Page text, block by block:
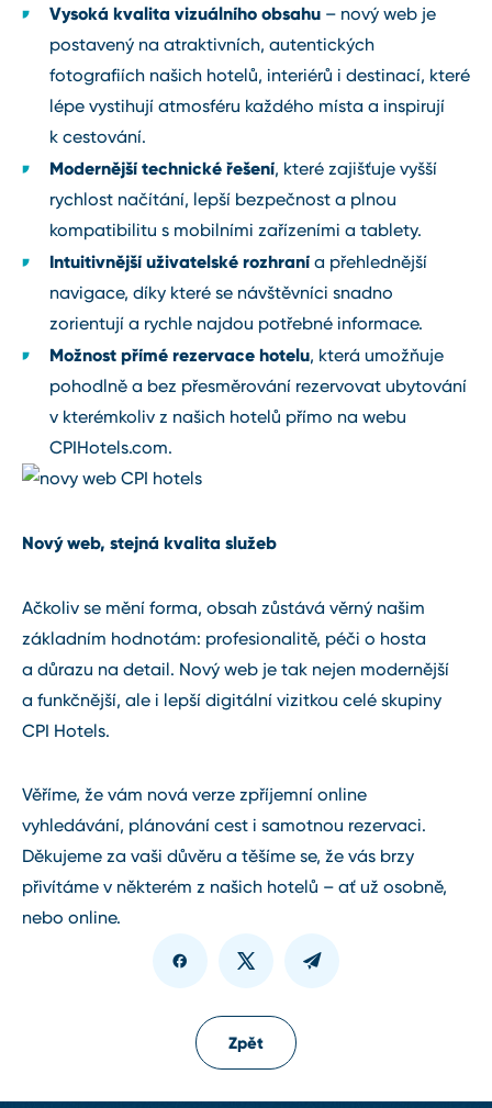
Vysoká kvalita vizuálního obsahu – nový web je
postavený na atraktivních, autentických
fotografiích našich hotelů, interiérů i destinací, které
lépe vystihují atmosféru každého místa a inspirují
k cestování.
Modernější technické řešení, které zajišťuje vyšší
rychlost načítání, lepší bezpečnost a plnou
kompatibilitu s mobilními zařízeními a tablety.
Intuitivnější uživatelské rozhraní a přehlednější
navigace, díky které se návštěvníci snadno
zorientují a rychle najdou potřebné informace.
Možnost přímé rezervace hotelu, která umožňuje
pohodlně a bez přesměrování rezervovat ubytování
v kterémkoliv z našich hotelů přímo na webu
CPIHotels.com.
Nový web, stejná kvalita služeb
Ačkoliv se mění forma, obsah zůstává věrný našim
základním hodnotám: profesionalitě, péči o hosta
a důrazu na detail. Nový web je tak nejen modernější
a funkčnější, ale i lepší digitální vizitkou celé skupiny
CPI Hotels.
Věříme, že vám nová verze zpříjemní online
vyhledávání, plánování cest i samotnou rezervaci.
Děkujeme za vaši důvěru a těšíme se, že vás brzy
přivítáme v některém z našich hotelů – ať už osobně,
nebo online.
Zpět